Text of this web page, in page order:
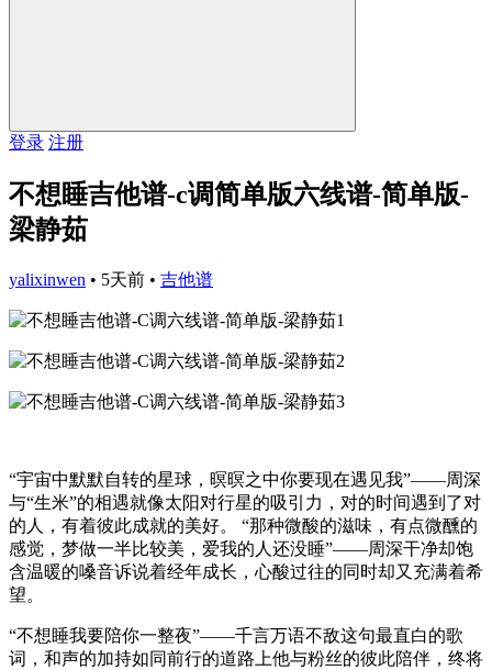
登录 注册
不想睡吉他谱-c调简单版六线谱-简单版-
梁静茹
yalixinwen • 5天前 • 吉他谱
“宇宙中默默自转的星球，暝暝之中你要现在遇见我”——周深
与“生米”的相遇就像太阳对行星的吸引力，对的时间遇到了对
的人，有着彼此成就的美好。 “那种微酸的滋味，有点微醺的
感觉，梦做一半比较美，爱我的人还没睡”——周深干净却饱
含温暖的嗓音诉说着经年成长，心酸过往的同时却又充满着希
望。
“不想睡我要陪你一整夜”——千言万语不敌这句最直白的歌
词，和声的加持如同前行的道路上他与粉丝的彼此陪伴，终将